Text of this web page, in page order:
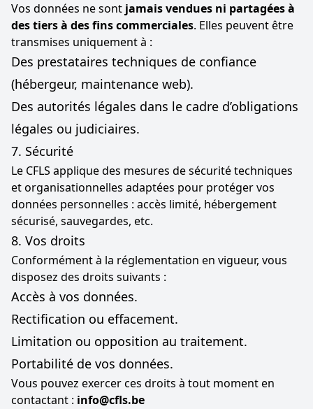
Vos données ne sont jamais vendues ni partagées à
des tiers à des fins commerciales. Elles peuvent être
transmises uniquement à :
Des prestataires techniques de confiance
(hébergeur, maintenance web).
Des autorités légales dans le cadre d’obligations
légales ou judiciaires.
7. Sécurité
Le CFLS applique des mesures de sécurité techniques
et organisationnelles adaptées pour protéger vos
données personnelles : accès limité, hébergement
sécurisé, sauvegardes, etc.
8. Vos droits
Conformément à la réglementation en vigueur, vous
disposez des droits suivants :
Accès à vos données.
Rectification ou effacement.
Limitation ou opposition au traitement.
Portabilité de vos données.
Vous pouvez exercer ces droits à tout moment en
contactant : info@cfls.be